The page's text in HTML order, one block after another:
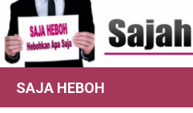
Skip
to
content
SAJA HEBOH